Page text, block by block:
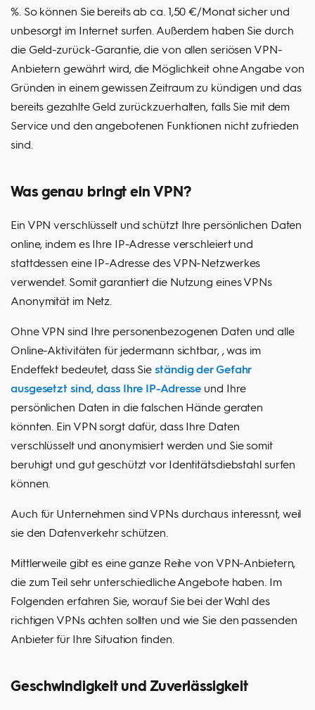
%. So können Sie bereits ab ca. 1,50 €/Monat sicher und
unbesorgt im Internet surfen. Außerdem haben Sie durch
die Geld-zurück-Garantie, die von allen seriösen VPN-
Anbietern gewährt wird, die Möglichkeit ohne Angabe von
Gründen in einem gewissen Zeitraum zu kündigen und das
bereits gezahlte Geld zurückzuerhalten, falls Sie mit dem
Service und den angebotenen Funktionen nicht zufrieden
sind.
Was genau bringt ein VPN?
Ein VPN verschlüsselt und schützt Ihre persönlichen Daten
online, indem es Ihre IP-Adresse verschleiert und
stattdessen eine IP-Adresse des VPN-Netzwerkes
verwendet. Somit garantiert die Nutzung eines VPNs
Anonymität im Netz.
Ohne VPN sind Ihre personenbezogenen Daten und alle
Online-Aktivitäten für jedermann sichtbar, , was im
Endeffekt bedeutet, dass Sieständig der Gefahr
ausgesetzt sind, dass Ihre IP-Adresse und Ihre
persönlichen Daten in die falschen Hände geraten
könnten. Ein VPN sorgt dafür, dass Ihre Daten
verschlüsselt und anonymisiert werden und Sie somit
beruhigt und gut geschützt vor Identitätsdiebstahl surfen
können.
Auch für Unternehmen sind VPNs durchaus interessnt, weil
sie den Datenverkehr schützen.
Mittlerweile gibt es eine ganze Reihe von VPN-Anbietern,
die zum Teil sehr unterschiedliche Angebote haben. Im
Folgenden erfahren Sie, worauf Sie bei der Wahl des
richtigen VPNs achten sollten und wie Sie den passenden
Anbieter für Ihre Situation finden.
Geschwindigkeit und Zuverlässigkeit